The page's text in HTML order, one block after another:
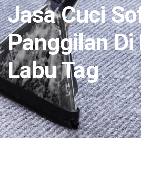
Jasa Cuci
Panggilan Di
Labu Tag